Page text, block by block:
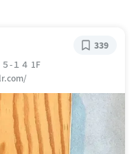
-１４ 1F
339